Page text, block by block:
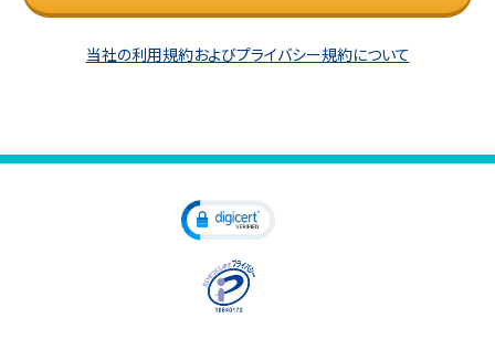
当社の利用規約およびプライバシー規約について